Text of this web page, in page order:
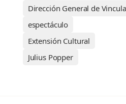
Dirección General de
espectáculo
Extensión Cultural
Julius Popper